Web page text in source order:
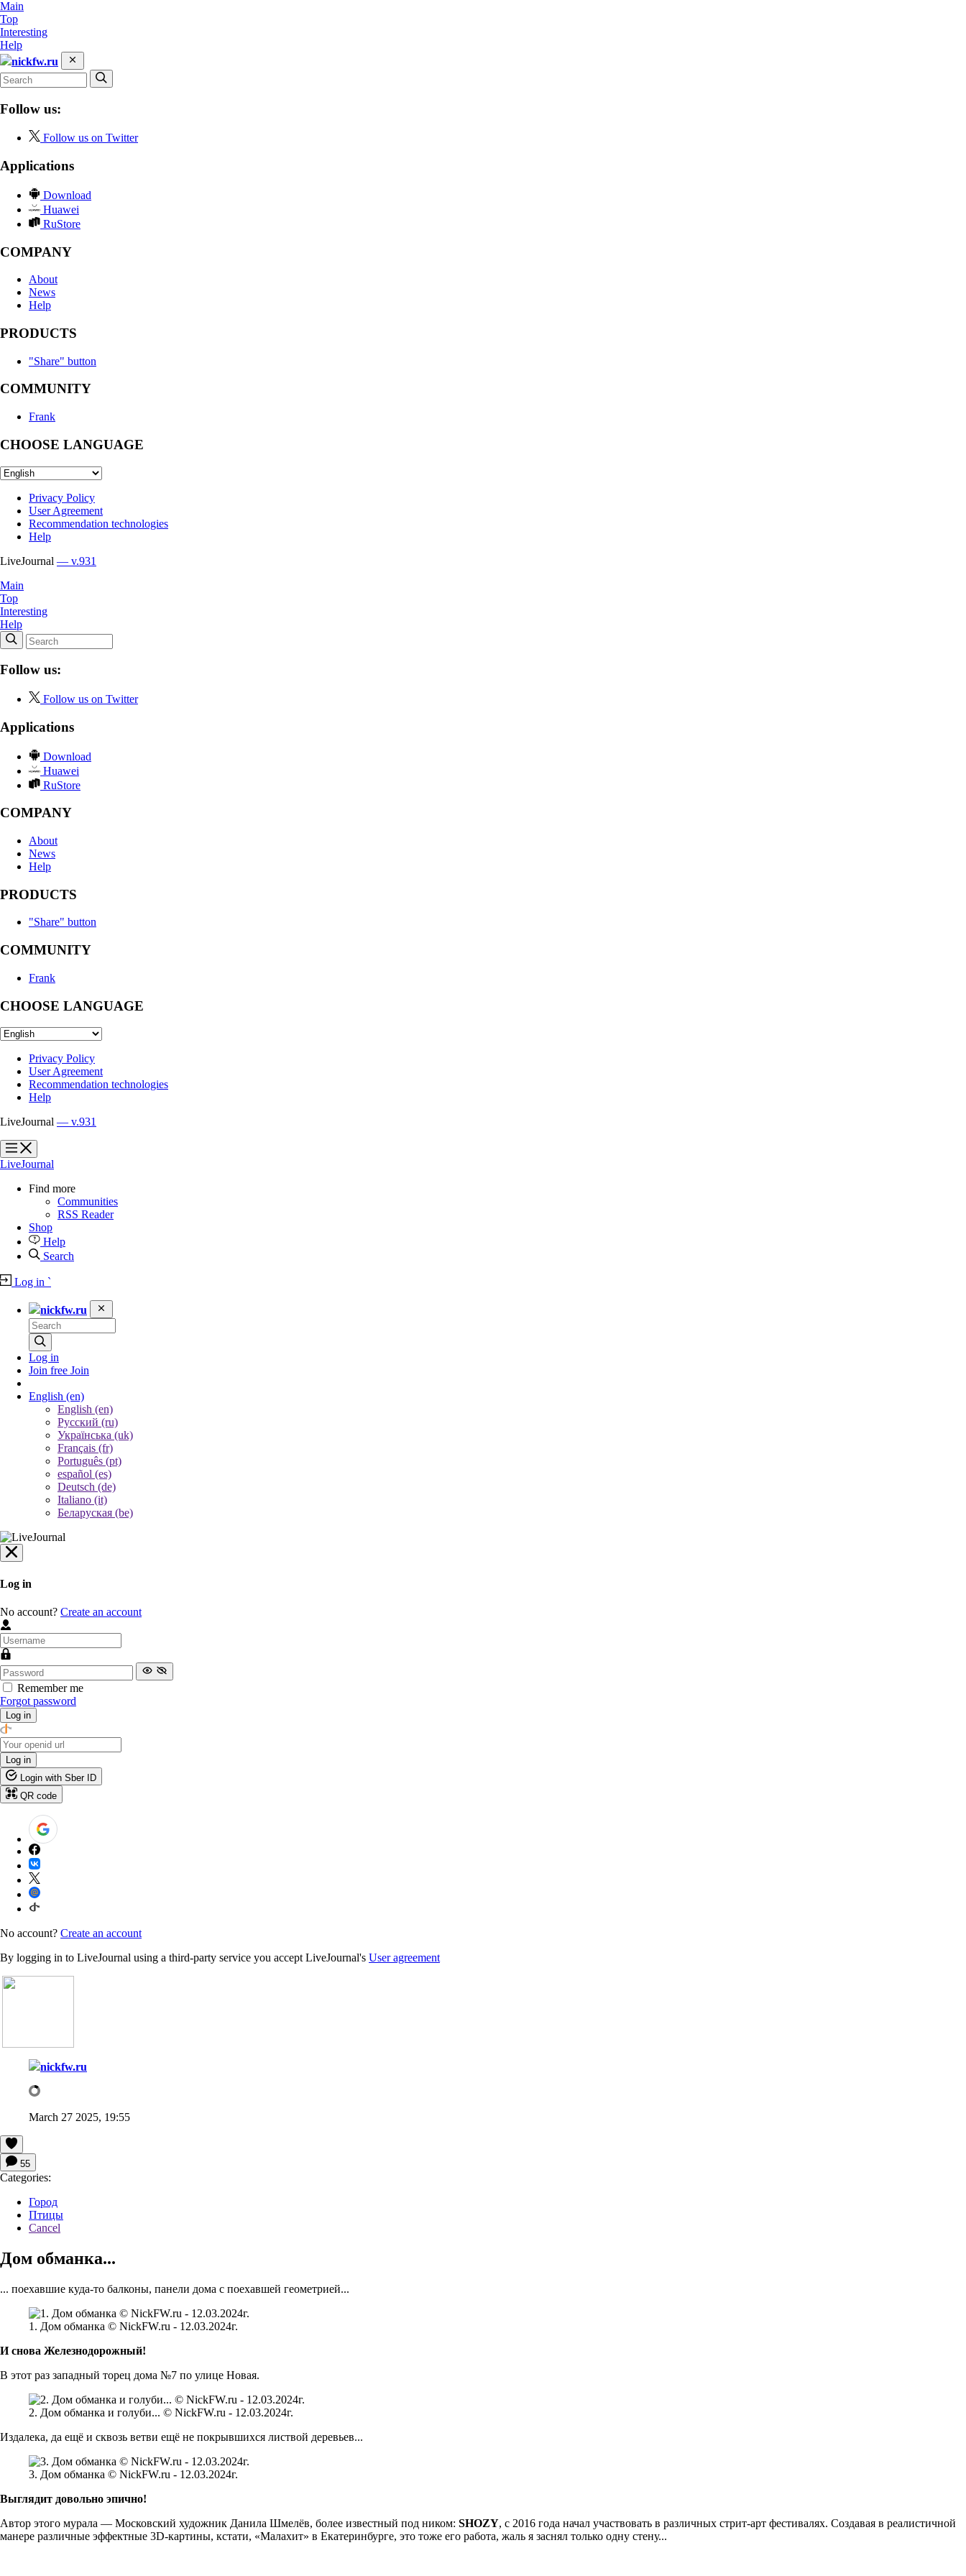
Main
Top
Interesting
Help
nickfw.ru
Follow us:
Follow us on Twitter
Applications
Download
Huawei
RuStore
COMPANY
About
News
Help
PRODUCTS
"Share" button
COMMUNITY
Frank
CHOOSE LANGUAGE
Privacy Policy
User Agreement
Recommendation technologies
Help
LiveJournal — v.931
Main
Top
Interesting
Help
Follow us:
Follow us on Twitter
Applications
Download
Huawei
RuStore
COMPANY
About
News
Help
PRODUCTS
"Share" button
COMMUNITY
Frank
CHOOSE LANGUAGE
Privacy Policy
User Agreement
Recommendation technologies
Help
LiveJournal — v.931
?
?
LiveJournal
Find more
Communities
RSS Reader
Shop
Help
Search
Log in `
nickfw.ru
Log in
Join free Join
English (en)
English (en)
Русский (ru)
Українська (uk)
Français (fr)
Português (pt)
español (es)
Deutsch (de)
Italiano (it)
Беларуская (be)
Log in
No account? Create an account
Remember me
Forgot password
Log in
Log in
Login with Sber ID
QR code
No account? Create an account
By logging in to LiveJournal using a third-party service you accept LiveJournal's User agreement
nickfw.ru
March 27 2025, 19:55
55
Categories:
Город
Птицы
Cancel
Дом обманка...
... поехавшие куда-то балконы, панели дома с поехавшей геометрией...
1. Дом обманка © NickFW.ru - 12.03.2024г.
И снова Железнодорожный!
В этот раз западный торец дома №7 по улице Новая.
2. Дом обманка и голуби... © NickFW.ru - 12.03.2024г.
Издалека, да ещё и сквозь ветви ещё не покрывшихся листвой деревьев...
3. Дом обманка © NickFW.ru - 12.03.2024г.
Выглядит довольно эпично!
Автор этого мурала — Московский художник Данила Шмелёв, более известный под ником: SHOZY, с 2016 года начал участвовать в различных стрит-арт фестивалях. Создавая в реалистичной
манере различные эффектные 3D-картины, кстати, «Малахит» в Екатеринбурге, это тоже его работа, жаль я заснял только одну стену...